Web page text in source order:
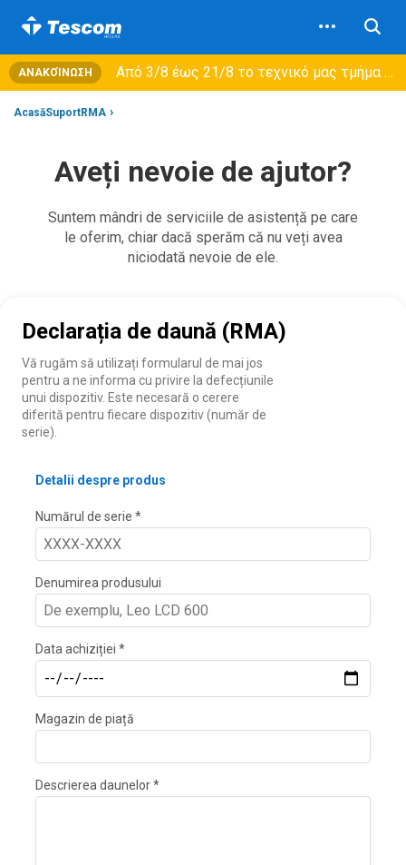
ΑΝΑΚΟΊΝΩΣΗ Από 3/8 έως 21/8 τo τεχνικό μας τμήμα θα εξυπηρετεί μόνο συμβόλαια συντήρησης και όχι νέες παραλαβές →
AcasăSuportRMA
Aveți nevoie de ajutor?
Suntem mândri de serviciile de asistență pe care
le oferim, chiar dacă sperăm că nu veți avea
niciodată nevoie de ele.
Declarația de daună (RMA)
Vă rugăm să utilizați formularul de mai jos
pentru a ne informa cu privire la defecțiunile
unui dispozitiv. Este necesară o cerere
diferită pentru fiecare dispozitiv (număr de
serie).
Detalii despre produs
Numărul de serie *
Denumirea produsului
Data achiziției *
Magazin de piață
Descrierea daunelor *